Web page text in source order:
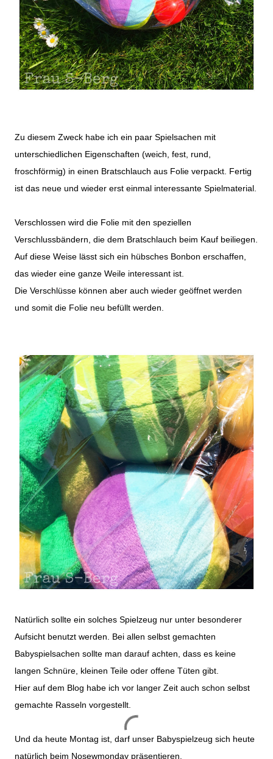
Zu diesem Zweck habe ich ein paar Spielsachen mit
unterschiedlichen Eigenschaften (weich, fest, rund,
froschförmig) in einen Bratschlauch aus Folie verpackt. Fertig
ist das neue und wieder erst einmal interessante Spielmaterial.
Verschlossen wird die Folie mit den speziellen
Verschlussbändern, die dem Bratschlauch beim Kauf beiliegen.
Auf diese Weise lässt sich ein hübsches Bonbon erschaffen,
das wieder eine ganze Weile interessant ist.
Die Verschlüsse können aber auch wieder geöffnet werden
und somit die Folie neu befüllt werden.
Natürlich sollte ein solches Spielzeug nur unter besonderer
Aufsicht benutzt werden. Bei allen selbst gemachten
Babyspielsachen sollte man darauf achten, dass es keine
langen Schnüre, kleinen Teile oder offene Tüten gibt.
Hier auf dem Blog habe ich vor langer Zeit auch schon selbst
gemachte Rasseln vorgestellt.
Und da heute Montag ist, darf unser Babyspielzeug sich heute
natürlich beim Nosewmonday präsentieren.